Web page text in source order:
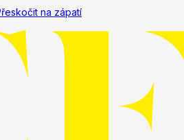
na zápatí